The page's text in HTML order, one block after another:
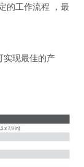
的工作流程 ，最
实现最佳的产